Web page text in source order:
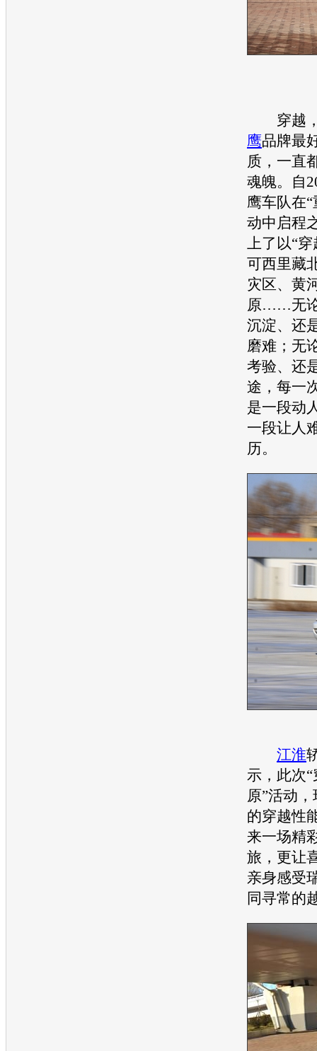
穿越，
鹰品牌最
质，一直
魂魄。自
鹰车队在
动中启程
上了以“
可西里藏
灾区、黄
原……无
沉淀、还
磨难；无
考验、还
途，每一
是一段动
一段让人
历。
江淮
示，此次
原”活动，
的穿越性
来一场精
旅，更让
亲身感受
同寻常的